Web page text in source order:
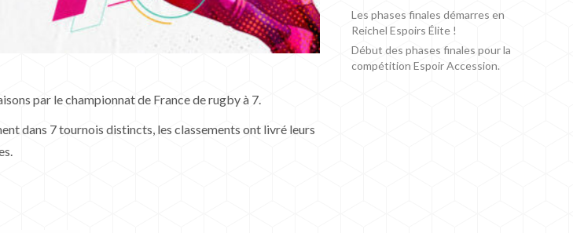
par le championnat de France de rugby à 7.
dans 7 tournois distincts, les classements ont livré leurs
Les phases finales démarres en
Reichel Espoirs Élite !
Début des phases finales pour la
compétition Espoir Accession.